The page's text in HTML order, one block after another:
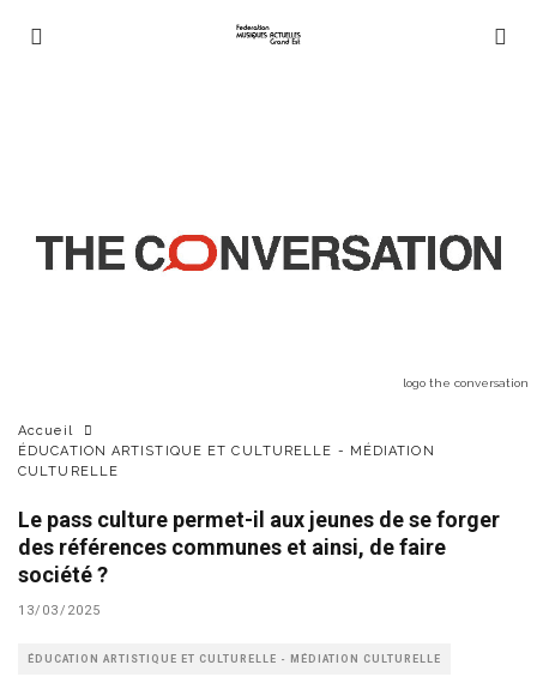
logo the conversation
Accueil
ÉDUCATION ARTISTIQUE ET CULTURELLE - MÉDIATION
CULTURELLE
Le pass culture permet-il aux jeunes de se forger
des références communes et ainsi, de faire
société ?
13/03/2025
ÉDUCATION ARTISTIQUE ET CULTURELLE - MÉDIATION CULTURELLE